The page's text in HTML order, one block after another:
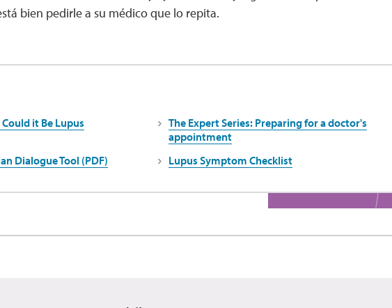
bien pedirle a su médico que lo repita.
it Be Lupus
The Expert Series: Preparing for a doctor's
appointment
Dialogue Tool (PDF)
Lupus Symptom Checklist